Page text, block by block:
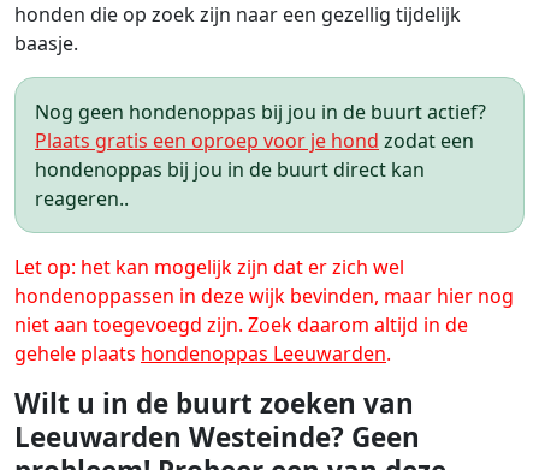
honden die op zoek zijn naar een gezellig tijdelijk
baasje.
Nog geen hondenoppas bij jou in de buurt actief?
Plaats gratis een oproep voor je hond zodat een
hondenoppas bij jou in de buurt direct kan
reageren..
Let op: het kan mogelijk zijn dat er zich wel
hondenoppassen in deze wijk bevinden, maar hier nog
niet aan toegevoegd zijn. Zoek daarom altijd in de
gehele plaats hondenoppas Leeuwarden.
Wilt u in de buurt zoeken van
Leeuwarden Westeinde? Geen